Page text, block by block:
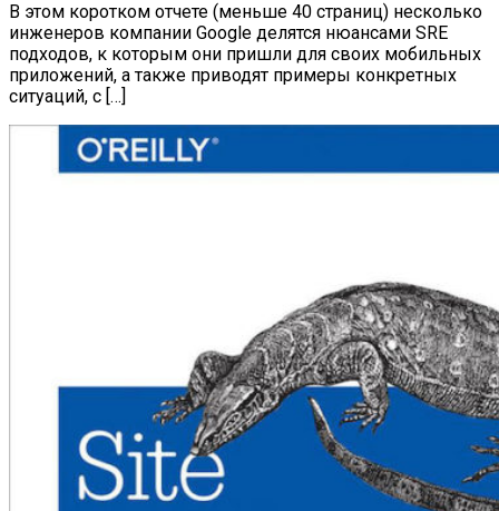
В этом коротком отчете (меньше 40 страниц) несколько
инженеров компании Google делятся нюансами SRE
подходов, к которым они пришли для своих мобильных
приложений, а также приводят примеры конкретных
ситуаций, с […]